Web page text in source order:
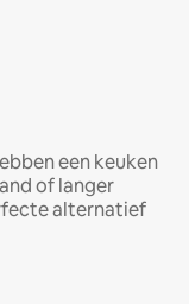
een keuken
of langer
alternatief